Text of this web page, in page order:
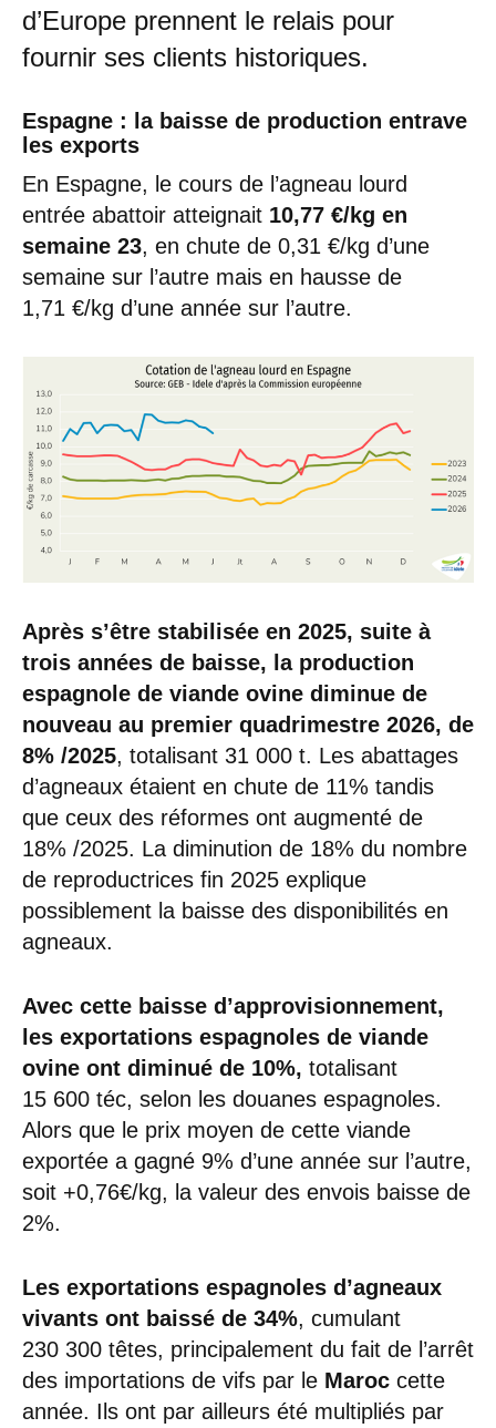
d’Europe prennent le relais pour
fournir ses clients historiques.
Espagne : la baisse de production entrave
les exports
En Espagne, le cours de l’agneau lourd
entrée abattoir atteignait 10,77 €/kg en
semaine 23, en chute de 0,31 €/kg d’une
semaine sur l’autre mais en hausse de
1,71 €/kg d’une année sur l’autre.
Après s’être stabilisée en 2025, suite à
trois années de baisse, la production
espagnole de viande ovine diminue de
nouveau au premier quadrimestre 2026, de
8% /2025, totalisant 31 000 t. Les abattages
d’agneaux étaient en chute de 11% tandis
que ceux des réformes ont augmenté de
18% /2025. La diminution de 18% du nombre
de reproductrices fin 2025 explique
possiblement la baisse des disponibilités en
agneaux.
Avec cette baisse d’approvisionnement,
les exportations espagnoles de viande
ovine ont diminué de 10%, totalisant
15 600 téc, selon les douanes espagnoles.
Alors que le prix moyen de cette viande
exportée a gagné 9% d’une année sur l’autre,
soit +0,76€/kg, la valeur des envois baisse de
2%.
Les exportations espagnoles d’agneaux
vivants ont baissé de 34%, cumulant
230 300 têtes, principalement du fait de l’arrêt
des importations de vifs par le Maroc cette
année. Ils ont par ailleurs été multipliés par